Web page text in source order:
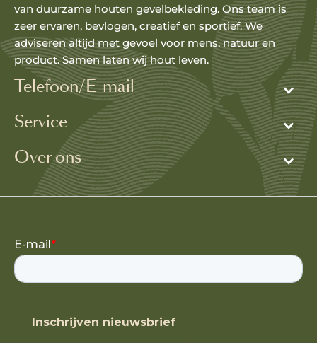
van duurzame houten gevelbekleding. Ons team is
zeer ervaren, bevlogen, creatief en sportief. We
adviseren altijd met gevoel voor mens, natuur en
product. Samen laten wij hout leven.
Telefoon/E-mail
Service
Over ons